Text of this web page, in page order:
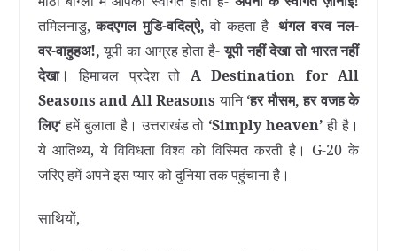
तमिलनाडु,कदएगल मुडि-वदिल्ऐ,वो कहता है-थंगल वरव नल-
वर-वाहुहअ!,यूपी का आग्रह होता है-यूपी नहीं देखा तो भारत नहीं
देखा।हिमाचल प्रदेश तो A Destination for All
Seasons and All Reasons यानि‘हर मौसम,हर वजह के
लिए‘हमें बुलाता है। उत्तराखंड तो ‘Simply heaven’ ही है।
ये आतिथ्य, ये विविधता विश्व को विस्मित करती है। G-20 के
जरिए हमें अपने इस प्यार को दुनिया तक पहुंचाना है।
साथियों,